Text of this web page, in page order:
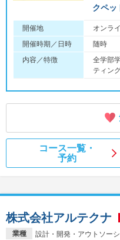
クペッ
開催地
オンラ
開催時期／日時
随時
内容／特徴
全学部
ティン
コース一覧・
予約
業種
設計・開発・アウトソー
株式会社アルテクナ